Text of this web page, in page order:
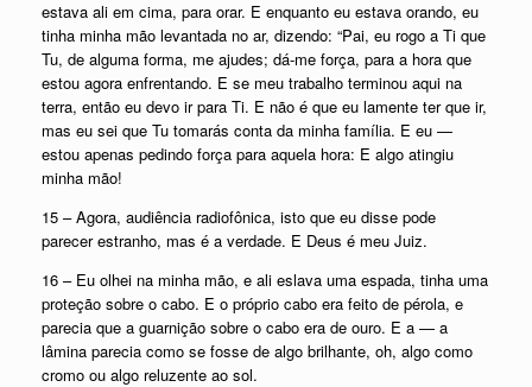
estava ali em cima, para orar. E enquanto eu estava orando, eu
tinha minha mão levantada no ar, dizendo: “Pai, eu rogo a Ti que
Tu, de alguma forma, me ajudes; dá-me força, para a hora que
estou agora enfrentando. E se meu trabalho terminou aqui na
terra, então eu devo ir para Ti. E não é que eu lamente ter que ir,
mas eu sei que Tu tomarás conta da minha família. E eu —
estou apenas pedindo força para aquela hora: E algo atingiu
minha mão!
15 – Agora, audiência radiofônica, isto que eu disse pode
parecer estranho, mas é a verdade. E Deus é meu Juiz.
16 – Eu olhei na minha mão, e ali eslava uma espada, tinha uma
proteção sobre o cabo. E o próprio cabo era feito de pérola, e
parecia que a guarnição sobre o cabo era de ouro. E a — a
lâmina parecia como se fosse de algo brilhante, oh, algo como
cromo ou algo reluzente ao sol.